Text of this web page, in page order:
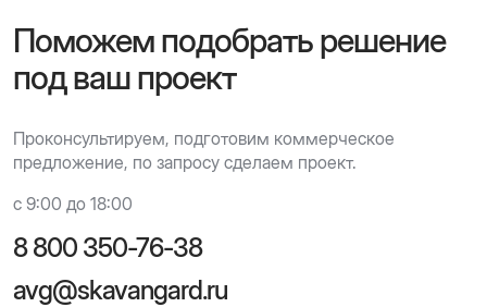
Поможем подобрать решение
под ваш проект
Проконсультируем, подготовим коммерческое
предложение, по запросу сделаем проект.
с 9:00 до 18:00
8 800 350-76-38
avg@skavangard.ru